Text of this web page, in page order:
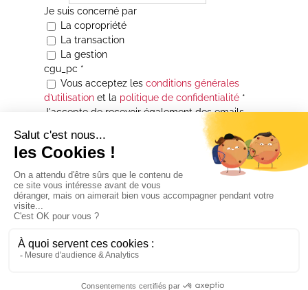
Je suis concerné par
La copropriété
La transaction
La gestion
cgu_pc *
Vous acceptez les conditions générales
d’utilisationet la politique de confidentialité*
J'accepte de recevoir également des emails
Je souhaite être informé(e) de toutes les
actualités immobilières des agences de la
Maison Atrium Gestion. À tout moment, vous
pourrez utiliser le lien de désabonnement
intégré aux courriers électroniques qui vous
seront envoyés.
* Champs obligatoires